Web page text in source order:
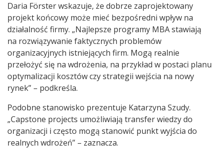
Daria Förster wskazuje, że dobrze zaprojektowany
projekt końcowy może mieć bezpośredni wpływ na
działalność firmy. „Najlepsze programy MBA stawiają
na rozwiązywanie faktycznych problemów
organizacyjnych istniejących firm. Mogą realnie
przełożyć się na wdrożenia, na przykład w postaci planu
optymalizacji kosztów czy strategii wejścia na nowy
rynek” – podkreśla.
Podobne stanowisko prezentuje Katarzyna Szudy.
„Capstone projects umożliwiają transfer wiedzy do
organizacji i często mogą stanowić punkt wyjścia do
realnych wdrożeń” – zaznacza.